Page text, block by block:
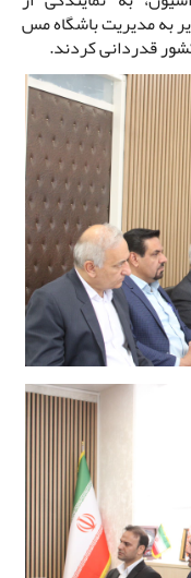
به مدیریت باشگاه مس
قدردانی کردند.